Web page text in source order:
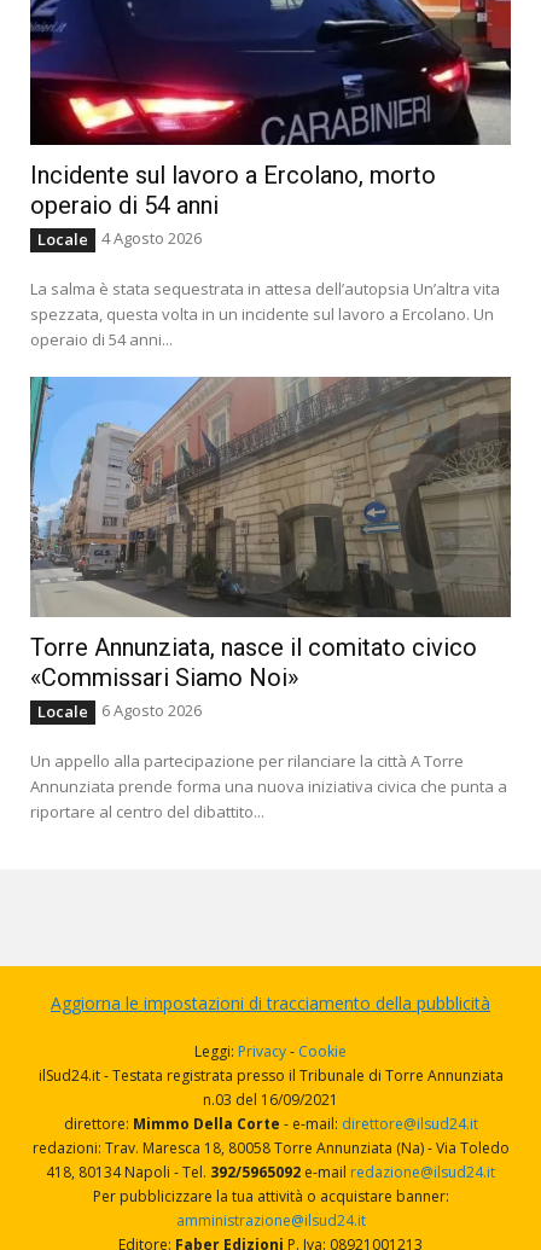
Incidente sul lavoro a Ercolano, morto
operaio di 54 anni
Locale 4 Agosto 2026
La salma è stata sequestrata in attesa dell’autopsia Un’altra vita
spezzata, questa volta in un incidente sul lavoro a Ercolano. Un
operaio di 54 anni...
Torre Annunziata, nasce il comitato civico
«Commissari Siamo Noi»
Locale 6 Agosto 2026
Un appello alla partecipazione per rilanciare la città A Torre
Annunziata prende forma una nuova iniziativa civica che punta a
riportare al centro del dibattito...
Aggiorna le impostazioni di tracciamento della pubblicità
Leggi: Privacy- Cookie
ilSud24.it - Testata registrata presso il Tribunale di Torre Annunziata
n.03 del 16/09/2021
direttore: Mimmo Della Corte - e-mail: direttore@ilsud24.it
redazioni: Trav. Maresca 18, 80058 Torre Annunziata (Na) - Via Toledo
418, 80134 Napoli - Tel. 392/5965092 e-mail redazione@ilsud24.it
Per pubblicizzare la tua attività o acquistare banner:
amministrazione@ilsud24.it
Editore: Faber Edizioni P. Iva: 08921001213